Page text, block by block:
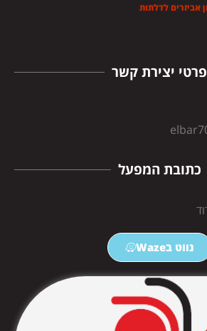
פרטי יצירת קשר
כתובת המפעל
נווט בWaze
אביזרים לדלתות